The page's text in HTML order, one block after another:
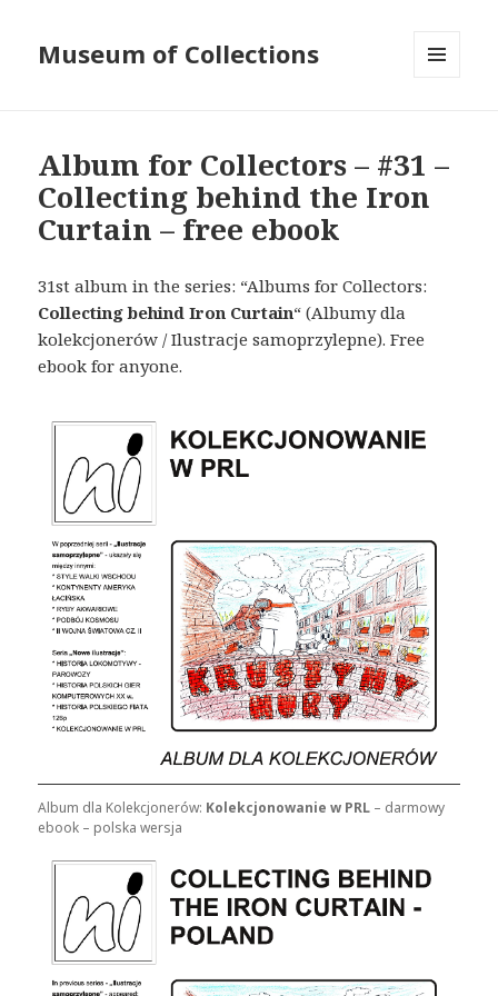
Museum of Collections
Album for Collectors – #31 –
Collecting behind the Iron
Curtain – free ebook
31st album in the series: “Albums for Collectors:
Collecting behind Iron Curtain“ (Albumy dla
kolekcjonerów / Ilustracje samoprzylepne). Free
ebook for anyone.
Album dla Kolekcjonerów: Kolekcjonowanie w PRL – darmowy
ebook – polska wersja